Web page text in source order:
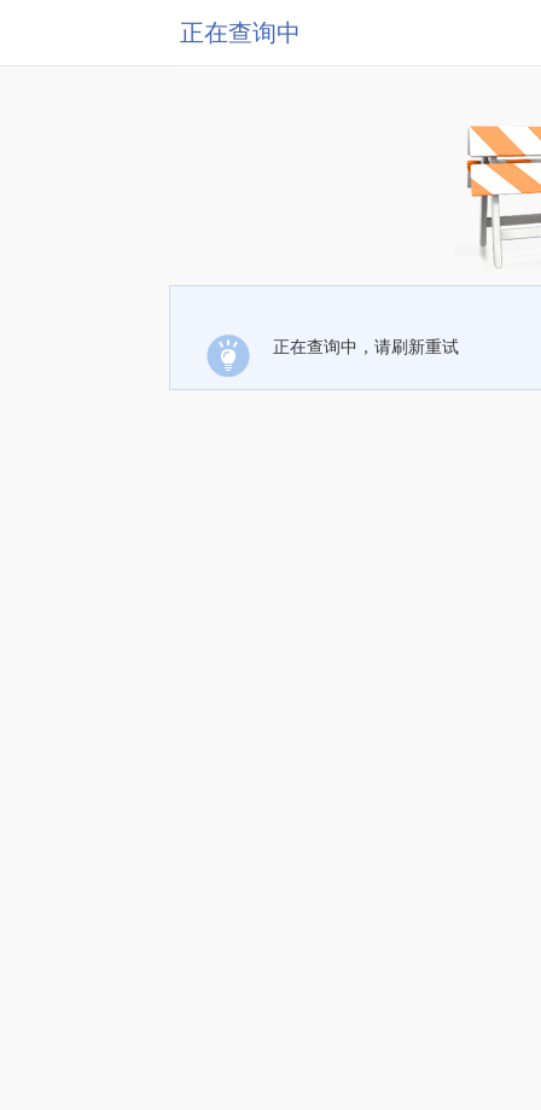
正在查询中
正在查询中，请刷新重试